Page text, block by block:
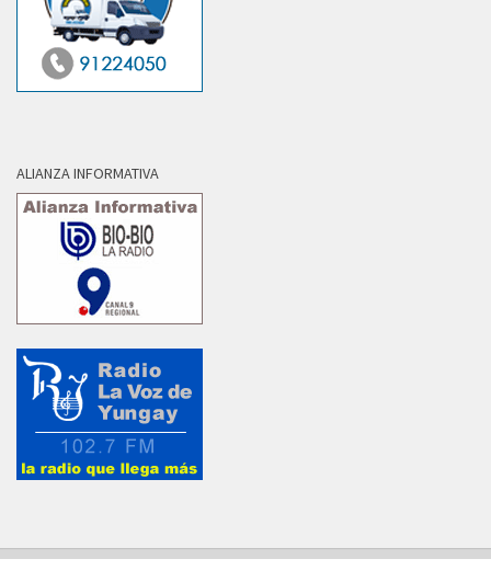
ALIANZA INFORMATIVA